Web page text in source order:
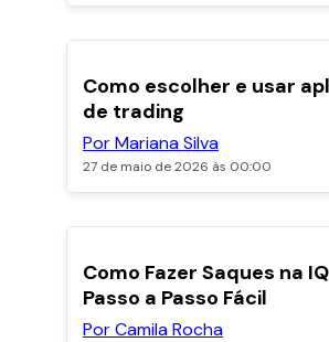
Como escolher e usar
de trading
Por Mariana Silva
27 de maio de 2026 às 00:00
Como Fazer Saques na
Passo a Passo Fácil
Por Camila Rocha